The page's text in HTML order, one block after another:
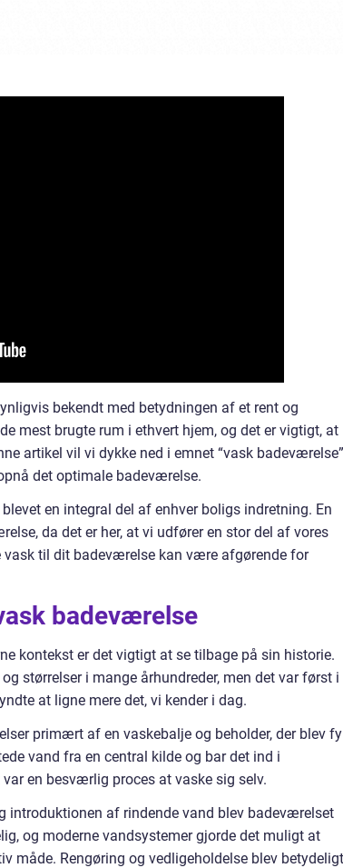
bekendt med betydningen af et rent og
mest brugte rum i ethvert hjem, og det er vigtigt, at
artikel vil vi dykke ned i emnet “vask badeværelse”
det optimale badeværelse.
en integral del af enhver boligs indretning. En
da det er her, at vi udfører en stor del af vores
vask til dit badeværelse kan være afgørende for
badeværelse
kontekst er det vigtigt at se tilbage på sin historie.
størrelser i mange århundreder, men det var først i
at ligne mere det, vi kender i dag.
primært af en vaskebalje og beholder, der blev
vand fra en central kilde og bar det ind i
en besværlig proces at vaske sig selv.
introduktionen af rindende vand blev badeværelset
og moderne vandsystemer gjorde det muligt at
måde. Rengøring og vedligeholdelse blev betydeligt